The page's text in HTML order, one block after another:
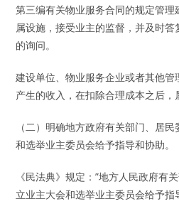
第三编有关物业服务合同的规定管
属设施，接受业主的监督，并及时
的询问。
建设单位、物业服务企业或者其他
产生的收入，在扣除合理成本之后，
（二）明确地方政府有关部门、居
和选举业主委员会给予指导和协助。
《民法典》规定：”地方人民政府有
立业主大会和选举业主委员会给予指